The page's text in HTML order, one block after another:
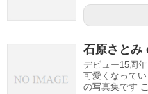
石原さとみ
デビュー15周
可愛くなって
の写真集です